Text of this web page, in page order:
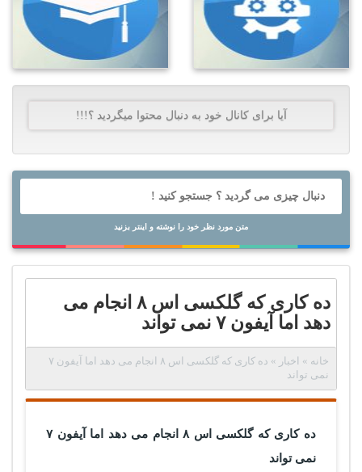
آیا برای کانال خود به دنبال محتوا میگردید ؟!!!
متن مورد نظر خود را نوشته و اینتر بزنید
ده کاری که گلکسی اس ۸ انجام می
دهد اما آیفون ۷ نمی تواند
خانه » اخبار »
ده کاری که گلکسی اس ۸ انجام می دهد اما آیفون ۷
نمی تواند
ده کاری که گلکسی اس ۸ انجام می دهد اما آیفون ۷
نمی تواند